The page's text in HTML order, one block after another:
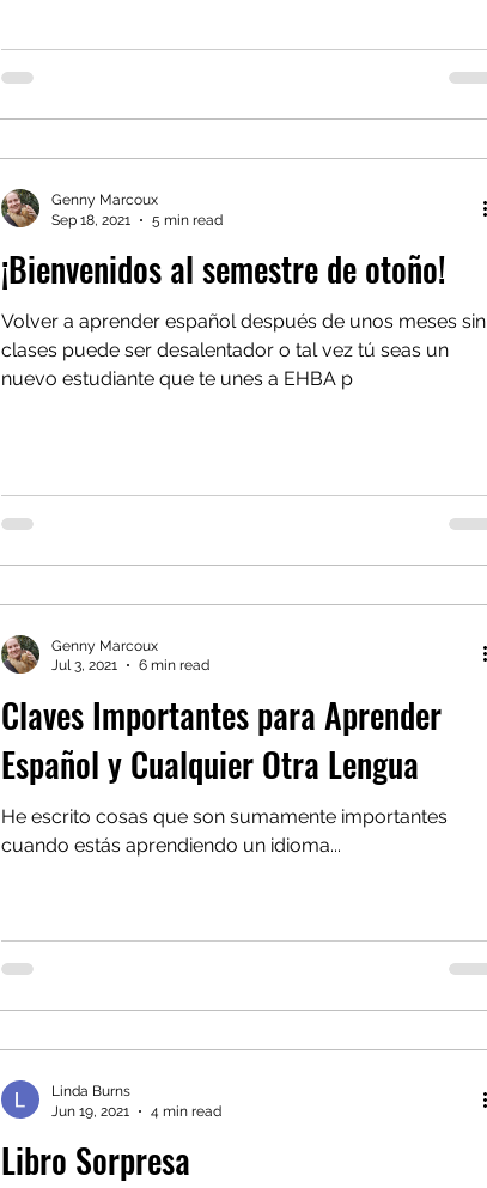
¡Bienvenidos al semestre de otoño!
Volver a aprender español después de unos meses sin
clases puede ser desalentador o tal vez tú seas un
nuevo estudiante que te unes a EHBA p
Genny Marcoux
Sep 18, 2021
5 min read
Claves Importantes para Aprender
Español y Cualquier Otra Lengua
He escrito cosas que son sumamente importantes
cuando estás aprendiendo un idioma...
Genny Marcoux
Jul 3, 2021
6 min read
Libro Sorpresa
Linda Burns
Jun 19, 2021
4 min read